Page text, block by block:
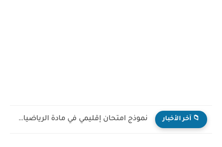
📁 آخر الأخبار نموذج امتحان إقليمي في مادة الرياضيات للمستوى السادس ابتدائي...